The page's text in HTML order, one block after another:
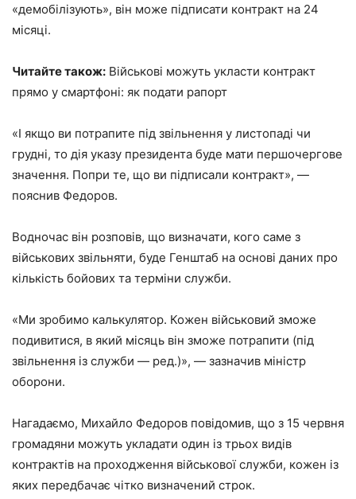
«демобілізують», він може підписати контракт на 24
місяці.
Читайте також: Військові можуть укласти контракт
прямо у смартфоні: як подати рапорт
«І якщо ви потрапите під звільнення у листопаді чи
грудні, то дія указу президента буде мати першочергове
значення. Попри те, що ви підписали контракт», —
пояснив Федоров.
Водночас він розповів, що визначати, кого саме з
військових звільняти, буде Генштаб на основі даних про
кількість бойових та терміни служби.
«Ми зробимо калькулятор. Кожен військовий зможе
подивитися, в який місяць він зможе потрапити (під
звільнення із служби — ред.)», — зазначив міністр
оборони.
Нагадаємо, Михайло Федоров повідомив, що з 15 червня
громадяни можуть укладати один із трьох видів
контрактів на проходження військової служби, кожен із
яких передбачає чітко визначений строк.